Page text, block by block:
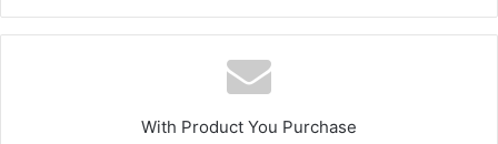
te
bo
With Product You Purchase